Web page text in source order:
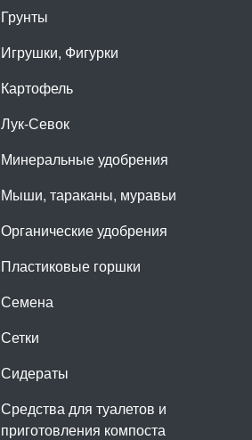
Грунты
Игрушки, Фигурки
Картофель
Лук-Севок
Минеральные удобрения
Мыши, тараканы, муравьи
Органические удобрения
Пластиковые горшки
Семена
Сетки
Сидераты
Средства для туалетов и
приготовления компоста